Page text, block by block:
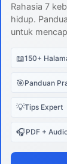
Rahasia 7
hidup.
untuk
📖150+
🎯Panduan
💡Tips Expert
🎧PDF +